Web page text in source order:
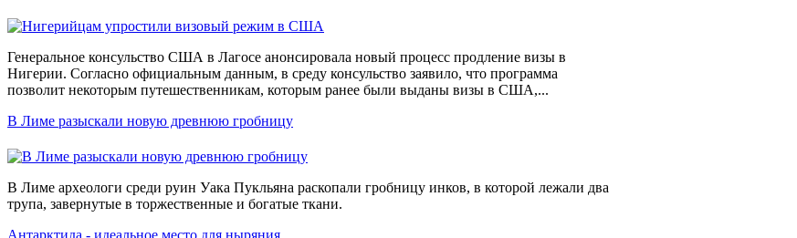
Генеральное консульство США в Лагосе анонсировала новый процесс продление визы в
Нигерии. Согласно официальным данным, в среду консульство заявило, что программа
позволит некоторым путешественникам, которым ранее были выданы визы в США,...
В Лиме разыскали новую древнюю гробницу
В Лиме археологи среди руин Уака Пукльяна раскопали гробницу инков, в которой лежали два
трупа, завернутые в торжественные и богатые ткани.